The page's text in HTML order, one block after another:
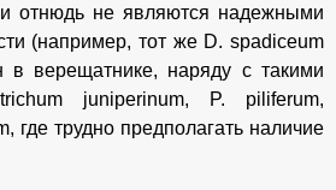
отнюдь не являются надежными
(например, тот же D. spadiceum
в верещатнике, наряду с такими
juniperinum, P. piliferum,
где трудно предполагать наличие